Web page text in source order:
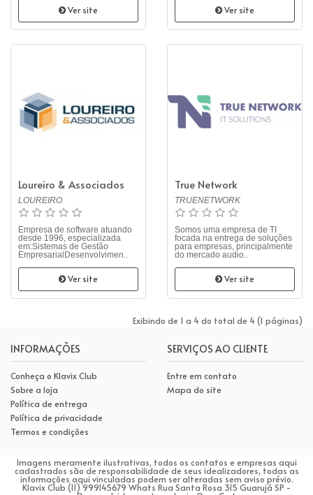
Ver site Ver site
Loureiro & Associados
LOUREIRO
Empresa de software atuando
desde 1996, especializada
em:Sistemas de Gestão
EmpresarialDesenvolvimen..
Ver site
True Network
TRUENETWORK
Somos uma empresa de TI
focada na entrega de soluções
para empresas, principalmente
do mercado audio..
Ver site
Exibindo de 1 a 4 do total de 4 (1 páginas)
INFORMAÇÕES
Conheça o Klavix Club
Sobre a loja
Política de entrega
Política de privacidade
Termos e condições
SERVIÇOS AO CLIENTE
Entre em contato
Mapa do site
Imagens meramente ilustrativas, todos os contatos e empresas aqui
cadastrados são de responsabilidade de seus idealizadores, todas as
informações aqui vinculadas podem ser alteradas sem aviso prévio.
Klavix Club (11) 999145679 Whats Rua Santa Rosa 315 Guarujá SP -